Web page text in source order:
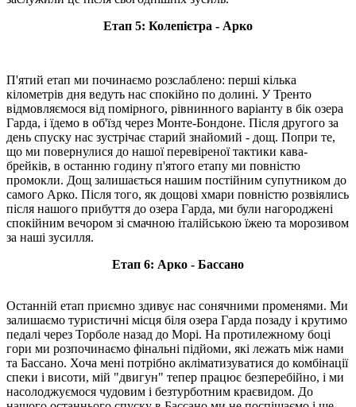
Етап 5: Колепієтра - Арко
П'ятий етап ми починаємо розслаблено: перші кілька
кілометрів дня ведуть нас спокійно по долині. У Тренто
відмовляємося від помірного, рівнинного варіанту в бік озера
Гарда, і їдемо в об'їзд через Монте-Бондоне. Після другого за
день спуску нас зустрічає старий знайомий - дощ. Попри те,
що ми повернулися до нашої перевіреної тактики кава-
брейків, в останню годину п'ятого етапу ми повністю
промокли. Дощ залишається нашим постійним супутником до
самого Арко. Після того, як дощові хмари повністю розвіялись
після нашого прибуття до озера Гарда, ми були нагороджені
спокійним вечором зі смачною італійською їжею та морозивом
за наші зусилля.
Етап 6: Арко - Бассано
Останній етап приємно здивує нас сонячними променями. Ми
залишаємо туристичні місця біля озера Гарда позаду і крутимо
педалі через Торболе назад до Морі. На протилежному боці
гори ми розпочинаємо фінальні підйоми, які лежать між нами
та Бассано. Хоча мені потрібно акліматизуватися до комбінації
спеки і висоти, мій "двигун" тепер працює безперебійно, і ми
насолоджуємося чудовим і безтурботним краєвидом. До